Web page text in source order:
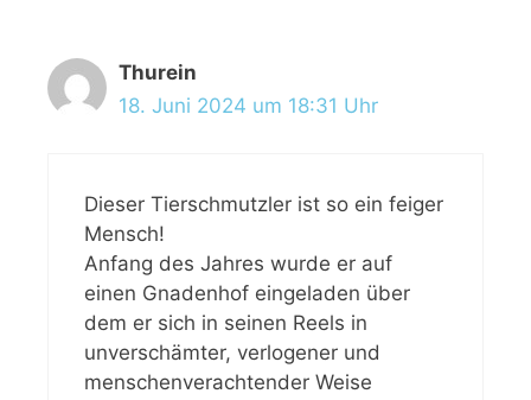
Thurein
18. Juni 2024 um 18:31 Uhr
Dieser Tierschmutzler ist so ein feiger
Mensch!
Anfang des Jahres wurde er auf
einen Gnadenhof eingeladen über
dem er sich in seinen Reels in
unverschämter, verlogener und
menschenverachtender Weise